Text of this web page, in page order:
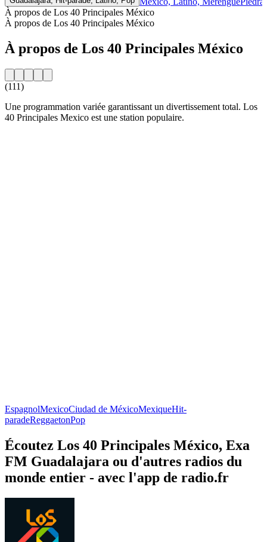
À propos de Los 40 Principales México
À propos de Los 40 Principales México
À propos de Los 40 Principales México
(111)
Une programmation variée garantissant un divertissement total. Los
40 Principales Mexico est une station populaire.
EspagnolMexicoCiudad de MéxicoMexiqueHit-
paradeReggaetonPop
Écoutez Los 40 Principales México, Exa
FM Guadalajara ou d'autres radios du
monde entier - avec l'app de radio.fr